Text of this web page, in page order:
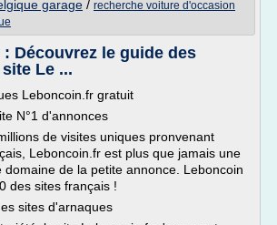
garage / recherche voiture d'occasion
Découvrez le guide des
Le ...
Leboncoin.fr gratuit
N°1 d'annonces
de visites uniques pronvenant
Leboncoin.fr est plus que jamais une
domaine de la petite annonce. Leboncoin
des sites français !
sites d'arnaques